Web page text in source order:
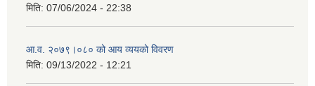
मिति: 07/06/2024 - 22:38
आ.व. २०७९।०८० को आय व्ययको विवरण
मिति: 09/13/2022 - 12:21